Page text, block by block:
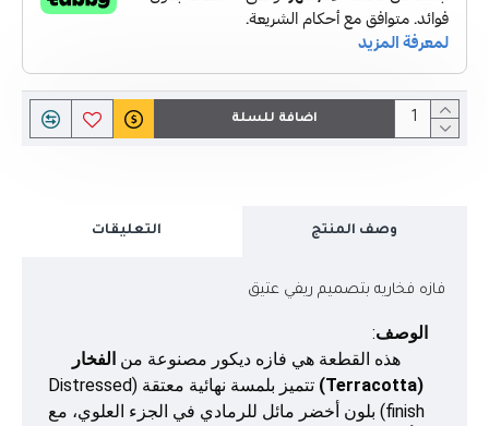
اضافة للسلة
وصف المنتج التعليقات
فازه فخاريه بتصميم ريفي عتيق
الوصف:
هذه القطعة هي فازه ديكور مصنوعة منالفخار
(Terracotta)
تتميز بلمسة نهائية معتقة (Distressed
finish) بلون أخضر مائل للرمادي في الجزء العلوي، مع